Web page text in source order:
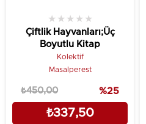
Çiftlik Hayvanları;Üç
Boyutlu Kitap
★ ★ ★ ★ ★
Kolektif
Masalperest
₺337,50
₺450,00 %25